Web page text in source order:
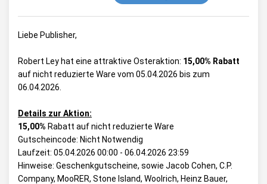
Liebe Publisher,
Robert Ley hat eine attraktive Osteraktion: 15,00% Rabatt
auf nicht reduzierte Ware vom 05.04.2026 bis zum
06.04.2026.
Details zur Aktion:
15,00% Rabatt auf nicht reduzierte Ware
Gutscheincode: Nicht Notwendig
Laufzeit: 05.04.2026 00:00 - 06.04.2026 23:59
Hinweise: Geschenkgutscheine, sowie Jacob Cohen, C.P.
Company, MooRER, Stone Island, Woolrich, Heinz Bauer,